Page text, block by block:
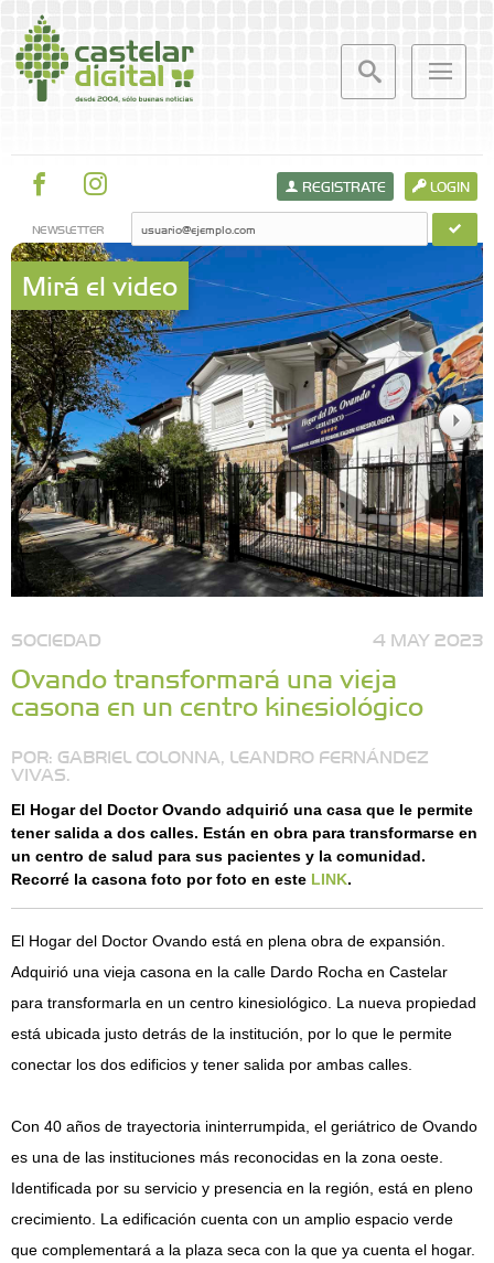
LOGIN
REGISTRATE
NEWSLETTER
Mirá el video
SOCIEDAD 4 MAY 2023
Ovando transformará una vieja
casona en un centro kinesiológico
POR: GABRIEL COLONNA, LEANDRO FERNÁNDEZ
VIVAS.
El Hogar del Doctor Ovando adquirió una casa que le permite
tener salida a dos calles. Están en obra para transformarse en
un centro de salud para sus pacientes y la comunidad.
Recorré la casona foto por foto en este LINK.
El Hogar del Doctor Ovando está en plena obra de expansión.
Adquirió una vieja casona en la calle Dardo Rocha en Castelar
para transformarla en un centro kinesiológico. La nueva propiedad
está ubicada justo detrás de la institución, por lo que le permite
conectar los dos edificios y tener salida por ambas calles.
Con 40 años de trayectoria ininterrumpida, el geriátrico de Ovando
es una de las instituciones más reconocidas en la zona oeste.
Identificada por su servicio y presencia en la región, está en pleno
crecimiento. La edificación cuenta con un amplio espacio verde
que complementará a la plaza seca con la que ya cuenta el hogar.